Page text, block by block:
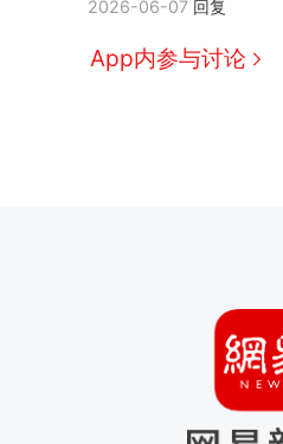
2026-06-07 回复
App内参与讨论